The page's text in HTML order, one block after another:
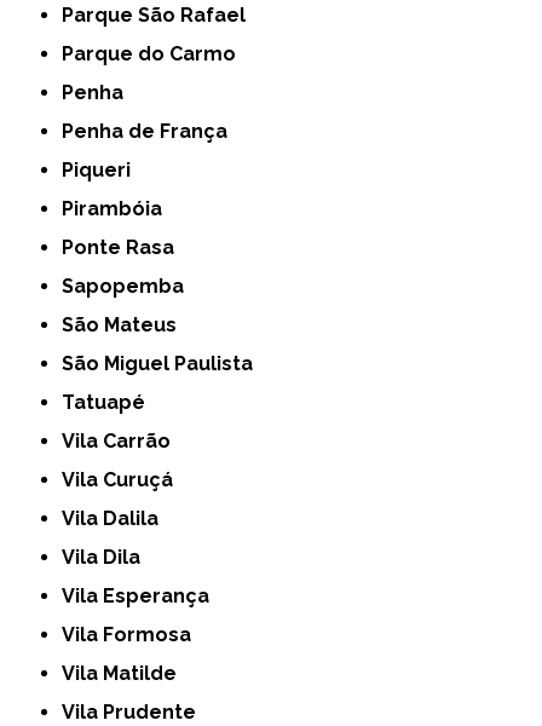
Parque São Rafael
Parque do Carmo
Penha
Penha de França
Piqueri
Pirambóia
Ponte Rasa
Sapopemba
São Mateus
São Miguel Paulista
Tatuapé
Vila Carrão
Vila Curuçá
Vila Dalila
Vila Dila
Vila Esperança
Vila Formosa
Vila Matilde
Vila Prudente